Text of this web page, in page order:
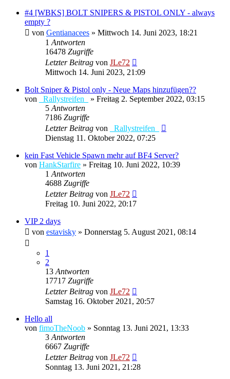
#4 [WBKS] BOLT SNIPERS & PISTOL ONLY - always
empty ?
von Gentianacees » Mittwoch 14. Juni 2023, 18:21
1 Antworten
16478 Zugriffe
Letzter Beitrag von JLe72
Mittwoch 14. Juni 2023, 21:09
Bolt Sniper & Pistol only - Neue Maps hinzufügen??
von
_Rallystreifen_ » Freitag 2. September 2022, 03:15
5 Antworten
7186 Zugriffe
Letzter Beitrag von
_Rallystreifen_
Dienstag 11. Oktober 2022, 07:25
kein Fast Vehicle Spawn mehr auf BF4 Server?
von HankStarfire » Freitag 10. Juni 2022, 10:39
1 Antworten
4688 Zugriffe
Letzter Beitrag von JLe72
Freitag 10. Juni 2022, 20:17
VIP 2 days
von estavisky » Donnerstag 5. August 2021, 08:14
1
2
13 Antworten
17717 Zugriffe
Letzter Beitrag von JLe72
Samstag 16. Oktober 2021, 20:57
Hello all
von fimoTheNoob » Sonntag 13. Juni 2021, 13:33
3 Antworten
6667 Zugriffe
Letzter Beitrag von JLe72
Sonntag 13. Juni 2021, 21:28